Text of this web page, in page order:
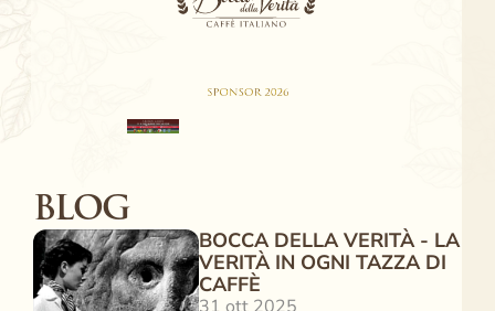
BLOG
BOCCA DELLA VERITÀ - LA
VERITÀ IN OGNI TAZZA DI
CAFFÈ